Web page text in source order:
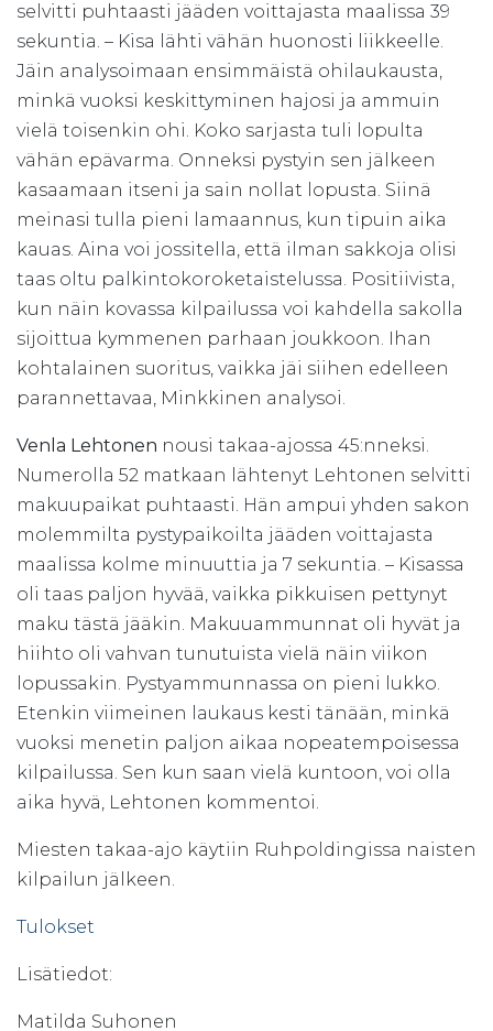
selvitti puhtaasti jääden voittajasta maalissa 39
sekuntia. – Kisa lähti vähän huonosti liikkeelle.
Jäin analysoimaan ensimmäistä ohilaukausta,
minkä vuoksi keskittyminen hajosi ja ammuin
vielä toisenkin ohi. Koko sarjasta tuli lopulta
vähän epävarma. Onneksi pystyin sen jälkeen
kasaamaan itseni ja sain nollat lopusta. Siinä
meinasi tulla pieni lamaannus, kun tipuin aika
kauas. Aina voi jossitella, että ilman sakkoja olisi
taas oltu palkintokoroketaistelussa. Positiivista,
kun näin kovassa kilpailussa voi kahdella sakolla
sijoittua kymmenen parhaan joukkoon. Ihan
kohtalainen suoritus, vaikka jäi siihen edelleen
parannettavaa, Minkkinen analysoi.
Venla Lehtonen nousi takaa-ajossa 45:nneksi.
Numerolla 52 matkaan lähtenyt Lehtonen selvitti
makuupaikat puhtaasti. Hän ampui yhden sakon
molemmilta pystypaikoilta jääden voittajasta
maalissa kolme minuuttia ja 7 sekuntia. – Kisassa
oli taas paljon hyvää, vaikka pikkuisen pettynyt
maku tästä jääkin. Makuuammunnat oli hyvät ja
hiihto oli vahvan tunutuista vielä näin viikon
lopussakin. Pystyammunnassa on pieni lukko.
Etenkin viimeinen laukaus kesti tänään, minkä
vuoksi menetin paljon aikaa nopeatempoisessa
kilpailussa. Sen kun saan vielä kuntoon, voi olla
aika hyvä, Lehtonen kommentoi.
Miesten takaa-ajo käytiin Ruhpoldingissa naisten
kilpailun jälkeen.
Tulokset
Lisätiedot:
Matilda Suhonen